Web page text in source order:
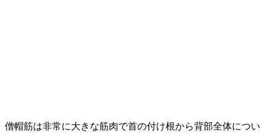
僧帽筋は非常に大きな筋肉で首の付け根から背部全体につい